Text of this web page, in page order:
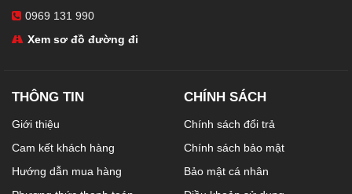
0969 131 990
Xem sơ đồ đường đi
THÔNG TIN
Giới thiệu
Cam kết khách hàng
Hướng dẫn mua hàng
CHÍNH SÁCH
Chính sách đổi trả
Chính sách bảo mật
Bảo mật cá nhân